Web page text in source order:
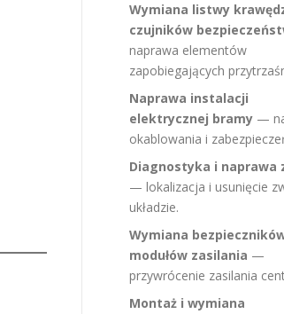
Wymiana listwy
czujników
naprawa elementów
zapobiegających
Naprawa instalacji
elektrycznej bramy —
okablowania i
Diagnostyka i naprawa
— lokalizacja i usunięcie
układzie.
Wymiana
modułów zasilania —
przywrócenie zasilania
Montaż i wymiana